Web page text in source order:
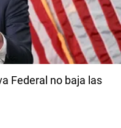
Federal no baja las